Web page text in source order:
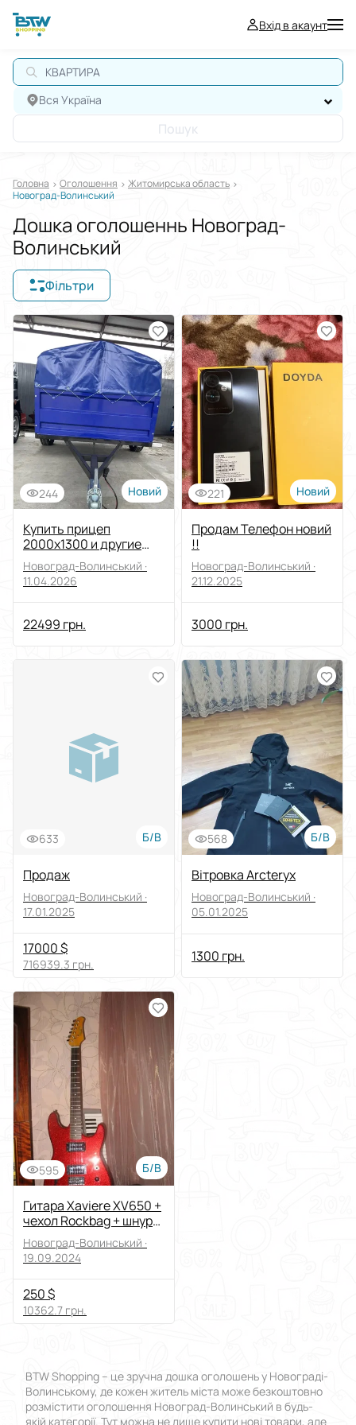
Вхід в акаунт
КВАРТИРА
Вся Україна
Пошук
Головна Оголошення
Житомирська область
Новоград-Волинський
Дошка оголошеннь Новоград-
Волинський
Фільтри
Відображати в $€₴
Сортувати за
Виберіть групу категорій
Ціна
Від
Стан
Застосувати
244 Новий
Купить прицеп
2000х1300 и другие
размеры по СУПЕР
ЦЕНЕ!
Новоград-Волинський ·
11.04.2026
22499 грн.
221 Новий
Продам Телефон новий
!!
Новоград-Волинський ·
21.12.2025
3000 грн.
633 Б/В
Продаж
Новоград-Волинський ·
17.01.2025
17000 $
716939.3 грн.
568 Б/В
Вітровка Arcteryx
Новоград-Волинський ·
05.01.2025
1300 грн.
595 Б/В
Гитара Xaviere XV650 +
чехол Rockbag + шнур
Planet Waves
Новоград-Волинський ·
19.09.2024
250 $
10362.7 грн.
BTW Shopping – це зручна дошка оголошень у Новограді-
Волинському, де кожен житель міста може безкоштовно
розмістити оголошення Новоград-Волинський в будь-
якій категорії. Тут можна не лише купити нові товари, але